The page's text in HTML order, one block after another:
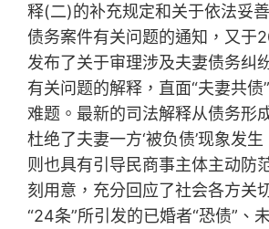
释(二)的补充规定和关于依法妥
债务案件有关问题的通知，又于
发布了关于审理涉及夫妻债务纠
有关问题的解释，直面“夫妻共债
难题。最新的司法解释从债务形
杜绝了夫妻一方‘被负债’现象发生
则也具有引导民商事主体主动防
刻用意，充分回应了社会各方关
“24条”所引发的已婚者“恐债”、